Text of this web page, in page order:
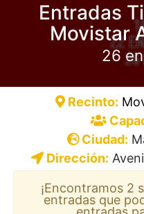
Entradas
Movistar
26
Recinto:
Ciudad:
Dirección:
¡Encontramos 2
entradas que